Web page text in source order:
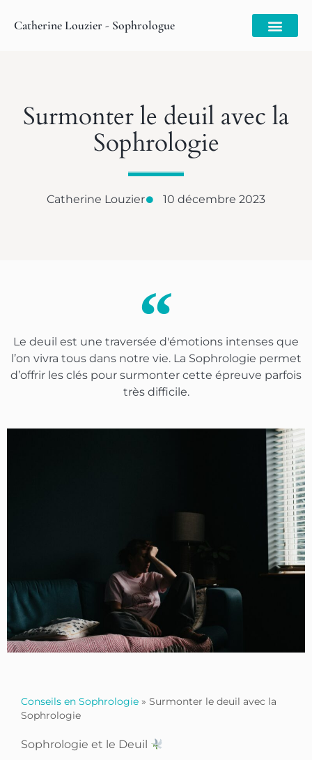
Catherine Louzier - Sophrologue
Surmonter le deuil avec la
Sophrologie
Catherine Louzier 10 décembre 2023
Le deuil est une traversée d'émotions intenses que
l’on vivra tous dans notre vie. La Sophrologie permet
d’offrir les clés pour surmonter cette épreuve parfois
très difficile.
Conseils en Sophrologie » Surmonter le deuil avec la
Sophrologie
Sophrologie et le Deuil